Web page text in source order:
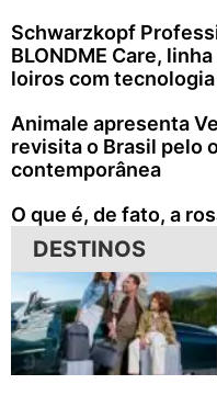
Schwarzkopf
BLONDME Care,
loiros com
Animale apresenta
revisita o Brasil pelo
contemporânea
O que é, de fato, a
DESTINOS